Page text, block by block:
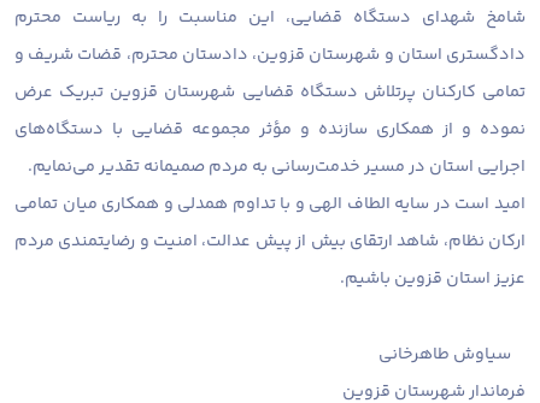
شامخ شهدای دستگاه قضایی، این مناسبت را به ریاست محترم
دادگستری استان و شهرستان قزوین، دادستان محترم، قضات شریف و
تمامی کارکنان پرتلاش دستگاه قضایی شهرستان قزوین تبریک عرض
نموده و از همکاری سازنده و مؤثر مجموعه قضایی با دستگاه‌های
اجرایی استان در مسیر خدمت‌رسانی به مردم صمیمانه تقدیر می‌نمایم.
امید است در سایه الطاف الهی و با تداوم همدلی و همکاری میان تمامی
ارکان نظام، شاهد ارتقای بیش از پیش عدالت، امنیت و رضایتمندی مردم
عزیز استان قزوین باشیم.
سیاوش طاهرخانی
فرماندار شهرستان قزوین